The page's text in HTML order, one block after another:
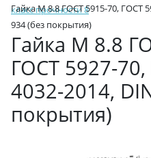
класс прочности 8
Гайка М 8.8 ГОСТ 5915-70, ГОСТ
934 (без покрытия)
Гайка М 8.8
ГОСТ 5927-
4032-2014,
покрытия)